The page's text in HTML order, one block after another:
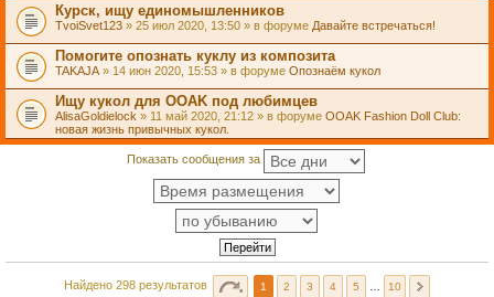
Курск, ищу единомышленников
TvoiSvet123 » 25 июл 2020, 13:50 » в форуме Давайте встречаться!
Помогите опознать куклу из композита
TAKAJA » 14 июн 2020, 15:53 » в форуме Опознаём кукол
Ищу кукол для OOAK под любимцев
AlisaGoldielock » 11 май 2020, 21:12 » в форуме OOAK Fashion Doll Club:
новая жизнь привычных кукол.
Показать сообщения за
Найдено 298 результатов 1 2 3 4 5 10